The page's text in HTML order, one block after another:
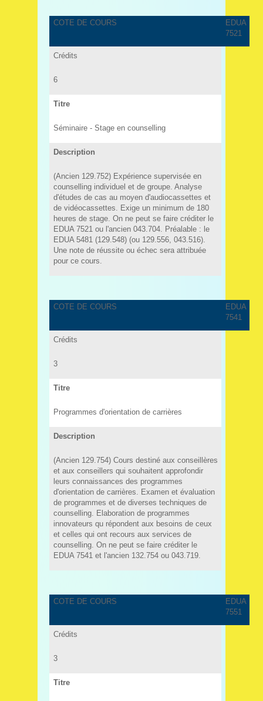
COTE DE COURS
EDUA
7521
Crédits
6
Titre
Séminaire - Stage en counselling
Description
(Ancien 129.752) Expérience supervisée en
counselling individuel et de groupe. Analyse
d'études de cas au moyen d'audiocassettes et
de vidéocassettes. Exige un minimum de 180
heures de stage. On ne peut se faire créditer le
EDUA 7521 ou l'ancien 043.704. Préalable : le
EDUA 5481 (129.548) (ou 129.556, 043.516).
Une note de réussite ou échec sera attribuée
pour ce cours.
COTE DE COURS
EDUA
7541
Crédits
3
Titre
Programmes d'orientation de carrières
Description
(Ancien 129.754) Cours destiné aux conseillères
et aux conseillers qui souhaitent approfondir
leurs connaissances des programmes
d'orientation de carrières. Examen et évaluation
de programmes et de diverses techniques de
counselling. Elaboration de programmes
innovateurs qu répondent aux besoins de ceux
et celles qui ont recours aux services de
counselling. On ne peut se faire créditer le
EDUA 7541 et l'ancien 132.754 ou 043.719.
COTE DE COURS
EDUA
7551
Crédits
3
Titre